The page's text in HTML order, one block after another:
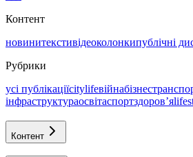
Контент
новинитекстивідеоколонкипублічні
Рубрики
усі публікаціїcitylifeвійнабізнес
інфраструктураосвітаспортздоровʼя
Контент